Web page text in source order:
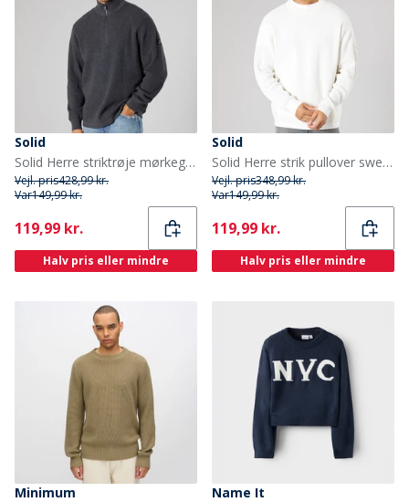
Solid
Solid Herre striktrøje mørkegrå melange Dar Grey M
Vejl. pris428,99 kr.
Var149,99 kr.
Current
119,99 kr.
Halv pris eller mindre
Solid
Solid Herre strik pullover sweater Off White
Vejl. pris348,99 kr.
Var149,99 kr.
Current
119,99 kr.
Halv pris eller mindre
Minimum
Name It